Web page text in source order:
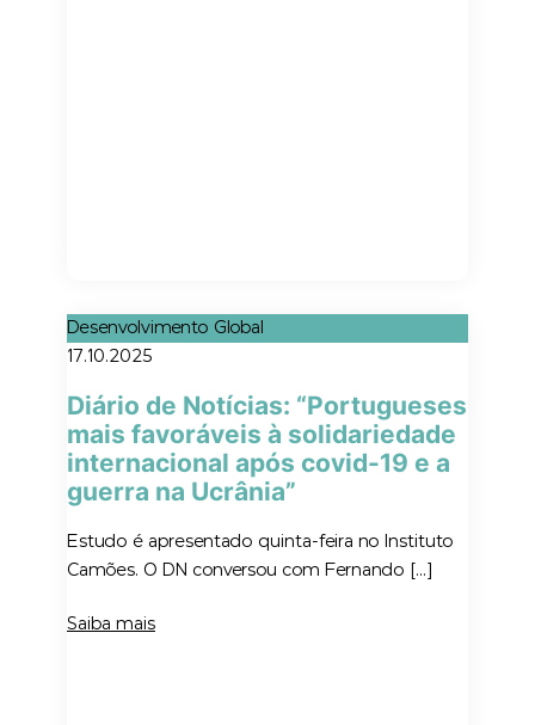
Desenvolvimento Global
17.10.2025
Diário de Notícias: “Portugueses
mais favoráveis à solidariedade
internacional após covid-19 e a
guerra na Ucrânia”
Estudo é apresentado quinta-feira no Instituto
Camões. O DN conversou com Fernando […]
Saiba mais